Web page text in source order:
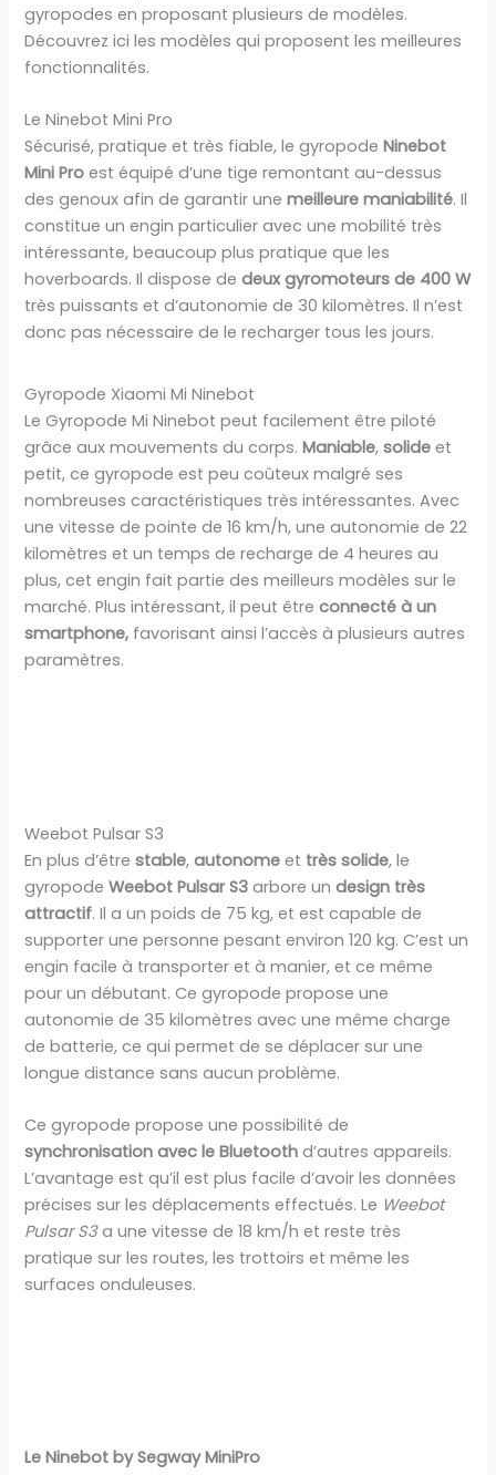
gyropodes en proposant plusieurs de modèles.
Découvrez ici les modèles qui proposent les meilleures
fonctionnalités.
Le Ninebot Mini Pro
Sécurisé, pratique et très fiable, le gyropodeNinebot
Mini Pro est équipé d’une tige remontant au-dessus
des genoux afin de garantir unemeilleure maniabilité. Il
constitue un engin particulier avec une mobilité très
intéressante, beaucoup plus pratique que les
hoverboards. Il dispose dedeux gyromoteurs de 400 W
très puissants et d’autonomie de 30 kilomètres. Il n’est
donc pas nécessaire de le recharger tous les jours.
Gyropode Xiaomi Mi Ninebot
Le Gyropode Mi Ninebot peut facilement être piloté
grâce aux mouvements du corps.Maniable,solideet
petit, ce gyropode est peu coûteux malgré ses
nombreuses caractéristiques très intéressantes. Avec
une vitesse de pointe de 16 km/h, une autonomie de 22
kilomètres et un temps de recharge de 4 heures au
plus, cet engin fait partie des meilleurs modèles sur le
marché. Plus intéressant, il peut êtreconnecté à un
smartphone, favorisant ainsi l’accès à plusieurs autres
paramètres.
Weebot Pulsar S3
En plus d’êtrestable,autonomeet très solide, le
gyropodeWeebot Pulsar S3 arbore undesign très
attractif. Il a un poids de 75 kg, et est capable de
supporter une personne pesant environ 120 kg. C’est un
engin facile à transporter et à manier, et ce même
pour un débutant. Ce gyropode propose une
autonomie de 35 kilomètres avec une même charge
de batterie, ce qui permet de se déplacer sur une
longue distance sans aucun problème.
Ce gyropode propose une possibilité de
synchronisation avec le Bluetooth d’autres appareils.
L’avantage est qu’il est plus facile d’avoir les données
précises sur les déplacements effectués. Le Weebot
Pulsar S3a une vitesse de 18 km/h et reste très
pratique sur les routes, les trottoirs et même les
surfaces onduleuses.
Le Ninebot by Segway MiniPro